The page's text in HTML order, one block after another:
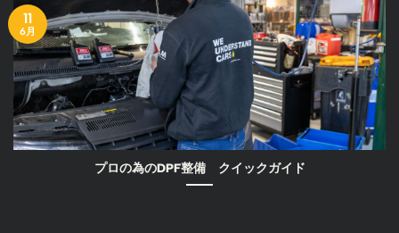
プロの為のDPF整備 クイックガイド
11
6月